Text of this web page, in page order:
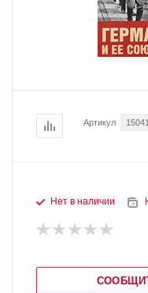
Артикул 15041
Нет в наличии